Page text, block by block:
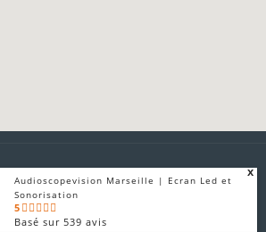
Audioscopevision Marseille | Ecran Led et
Sonorisation
5
Basé sur539 avis
x